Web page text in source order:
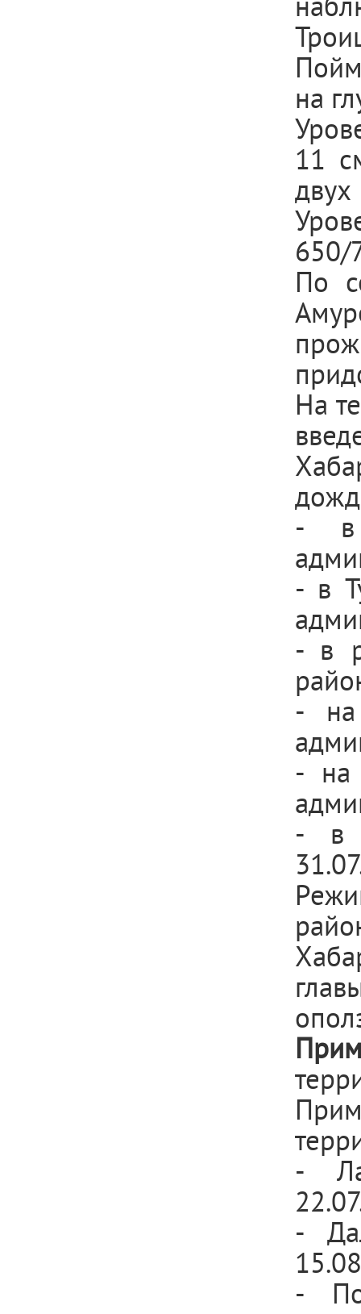
на
11
650/
По
На
- в
- в
- в
- на
- на
- в
-
-
-